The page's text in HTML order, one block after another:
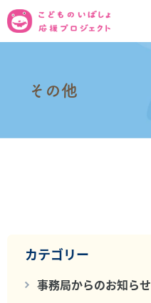
その他
カテゴリー
事務局からのお知らせ